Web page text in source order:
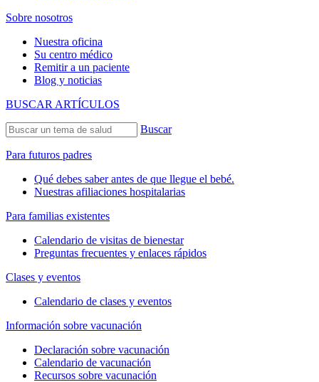
Sobre nosotros
Nuestra oficina
Su centro médico
Remitir a un paciente
Blog y noticias
BUSCAR ARTÍCULOS
Buscar
Para futuros padres
Qué debes saber antes de que llegue el bebé.
Nuestras afiliaciones hospitalarias
Para familias existentes
Calendario de visitas de bienestar
Preguntas frecuentes y enlaces rápidos
Clases y eventos
Calendario de clases y eventos
Información sobre vacunación
Declaración sobre vacunación
Calendario de vacunación
Recursos sobre vacunación